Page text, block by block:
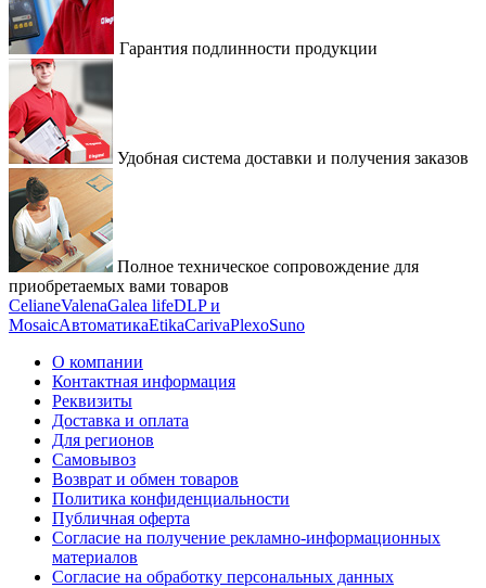
Гарантия подлинности продукции
Удобная система доставки и получения заказов
Полное техническое сопровождение для
приобретаемых вами товаров
CelianeValenaGalea lifeDLP и
MosaicАвтоматикаEtikaCarivaPlexoSuno
О компании
Контактная информация
Реквизиты
Доставка и оплата
Для регионов
Самовывоз
Возврат и обмен товаров
Политика конфиденциальности
Публичная оферта
Согласие на получение рекламно-информационных
материалов
Согласие на обработку персональных данных